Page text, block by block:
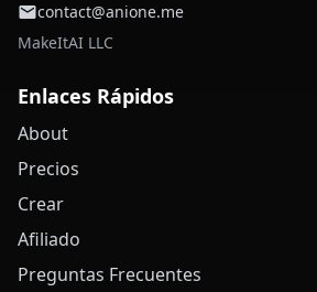
contact@anione.me
MakeItAI LLC
Enlaces Rápidos
About
Precios
Crear
Afiliado
Preguntas Frecuentes